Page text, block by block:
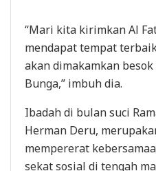
“Mari kita kirimkan Al
mendapat tempat
akan dimakamkan
Bunga,” imbuh dia.
Ibadah di bulan suci
Herman Deru,
mempererat
sekat sosial di tengah